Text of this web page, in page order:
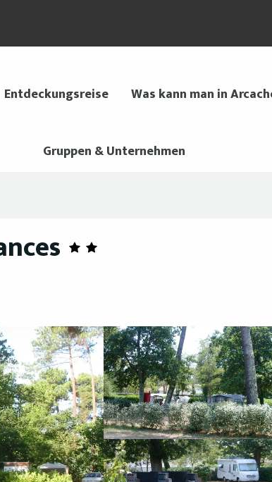
Entdeckungsreise Was kann man in
Gruppen & Unternehmen